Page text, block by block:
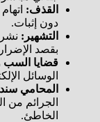
القذف:
دون إثبات.
التشهير:
بقصد
قضايا السب
الوسائل
المحامي
الجرائم من
الخاطئ.